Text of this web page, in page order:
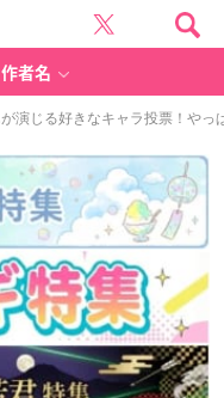
作者名
演じる好きなキャラ投票！やっ